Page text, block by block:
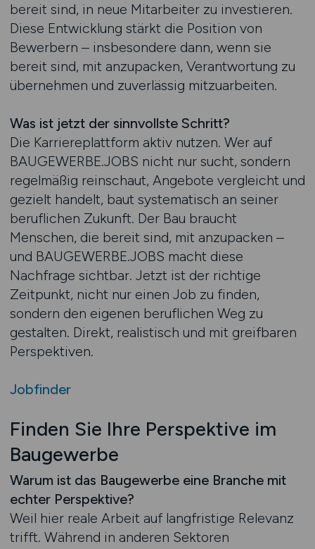
bereit sind, in neue Mitarbeiter zu investieren.
Diese Entwicklung stärkt die Position von
Bewerbern – insbesondere dann, wenn sie
bereit sind, mit anzupacken, Verantwortung zu
übernehmen und zuverlässig mitzuarbeiten.
Was ist jetzt der sinnvollste Schritt?
Die Karriereplattform aktiv nutzen. Wer auf
BAUGEWERBE.JOBS nicht nur sucht, sondern
regelmäßig reinschaut, Angebote vergleicht und
gezielt handelt, baut systematisch an seiner
beruflichen Zukunft. Der Bau braucht
Menschen, die bereit sind, mit anzupacken –
und BAUGEWERBE.JOBS macht diese
Nachfrage sichtbar. Jetzt ist der richtige
Zeitpunkt, nicht nur einen Job zu finden,
sondern den eigenen beruflichen Weg zu
gestalten. Direkt, realistisch und mit greifbaren
Perspektiven.
Jobfinder
Finden Sie Ihre Perspektive im
Baugewerbe
Warum ist das Baugewerbe eine Branche mit
echter Perspektive?
Weil hier reale Arbeit auf langfristige Relevanz
trifft. Während in anderen Sektoren